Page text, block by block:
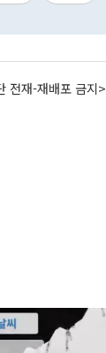
전재-재배포 금지>